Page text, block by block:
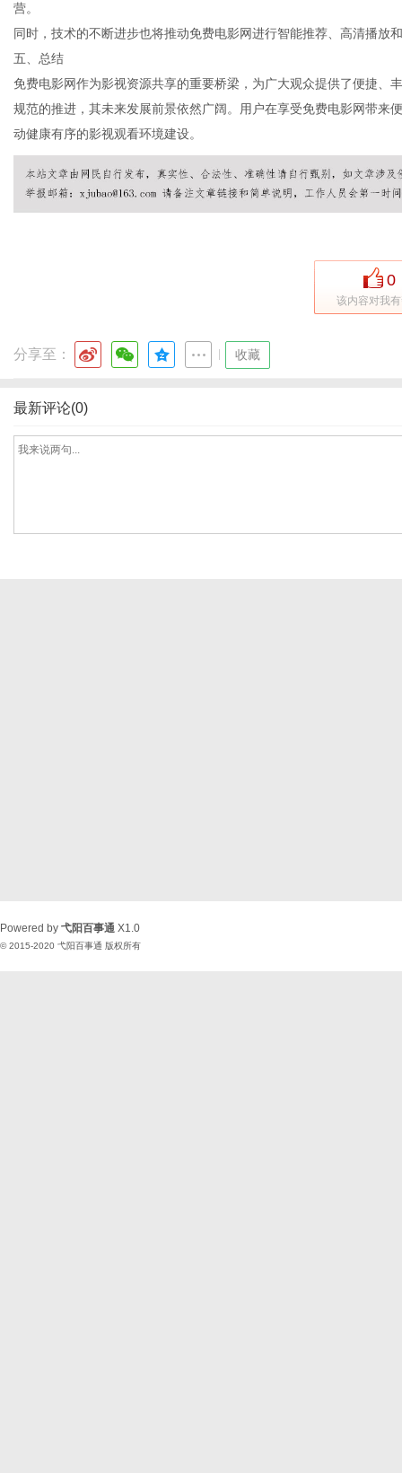
营。
同时，技术的不断进步也将推动免费电影网进行智能推荐、高清播放
五、总结
免费电影网作为影视资源共享的重要桥梁，为广大观众提供了便捷、
规范的推进，其未来发展前景依然广阔。用户在享受免费电影网带来
动健康有序的影视观看环境建设。
0
该内容对我
分享至： 收藏
最新评论(0)
Powered by 弋阳百事通 X1.0
© 2015-2020 弋阳百事通 版权所有